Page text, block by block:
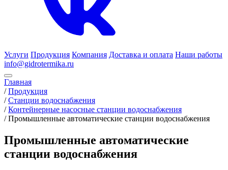
Услуги Продукция Компания Доставка и оплата Наши работы
info@gidrotermika.ru
Главная
/ Продукция
/ Станции водоснабжения
/ Контейнерные насосные станции водоснабжения
/ Промышленные автоматические станции водоснабжения
Промышленные автоматические
станции водоснабжения